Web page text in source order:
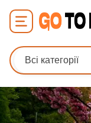
Всі категорії